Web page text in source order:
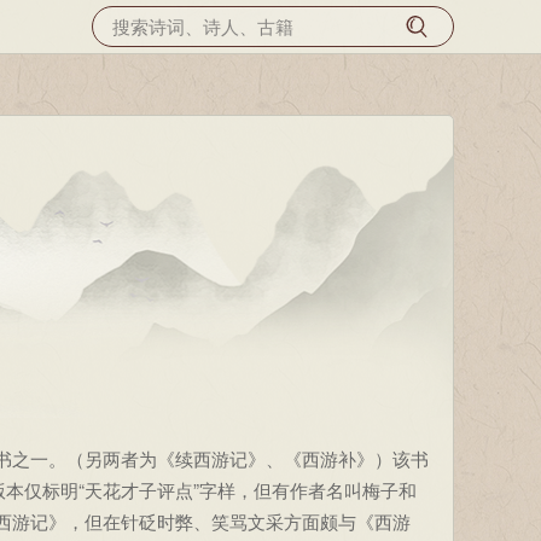
一。（另两者为《续西游记》、《西游补》）该书
仅标明“天花才子评点”字样，但有作者名叫梅子和
记》，但在针砭时弊、笑骂文采方面颇与《西游